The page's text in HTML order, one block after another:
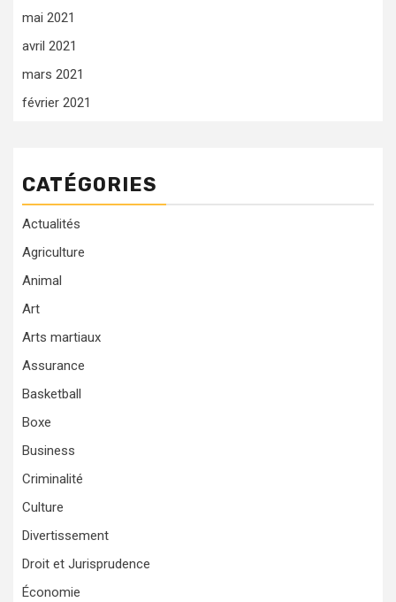
mai 2021
avril 2021
mars 2021
février 2021
CATÉGORIES
Actualités
Agriculture
Animal
Art
Arts martiaux
Assurance
Basketball
Boxe
Business
Criminalité
Culture
Divertissement
Droit et Jurisprudence
Économie